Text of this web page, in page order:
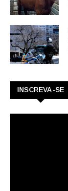
INSCREVA-SE